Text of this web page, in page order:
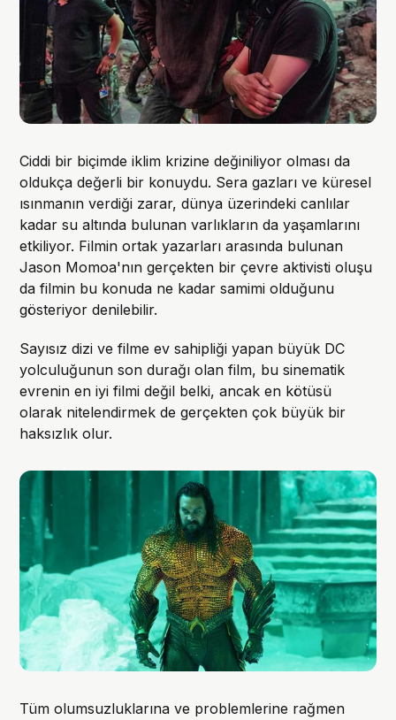
Ciddi bir biçimde iklim krizine değiniliyor olması da
oldukça değerli bir konuydu. Sera gazları ve küresel
ısınmanın verdiği zarar, dünya üzerindeki canlılar
kadar su altında bulunan varlıkların da yaşamlarını
etkiliyor. Filmin ortak yazarları arasında bulunan
Jason Momoa'nın gerçekten bir çevre aktivisti oluşu
da filmin bu konuda ne kadar samimi olduğunu
gösteriyor denilebilir.
Sayısız dizi ve filme ev sahipliği yapan büyük DC
yolculuğunun son durağı olan film, bu sinematik
evrenin en iyi filmi değil belki, ancak en kötüsü
olarak nitelendirmek de gerçekten çok büyük bir
haksızlık olur.
Tüm olumsuzluklarına ve problemlerine rağmen